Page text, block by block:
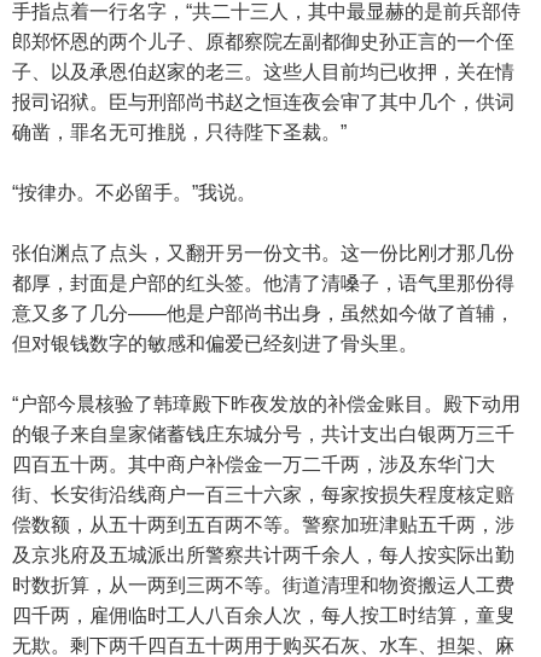
手指点着一行名字，“共二十三人，其中最显赫的是前兵部侍
郎郑怀恩的两个儿子、原都察院左副都御史孙正言的一个侄
子、以及承恩伯赵家的老三。这些人目前均已收押，关在情
报司诏狱。臣与刑部尚书赵之恒连夜会审了其中几个，供词
确凿，罪名无可推脱，只待陛下圣裁。”
“按律办。不必留手。”我说。
张伯渊点了点头，又翻开另一份文书。这一份比刚才那几份
都厚，封面是户部的红头签。他清了清嗓子，语气里那份得
意又多了几分——他是户部尚书出身，虽然如今做了首辅，
但对银钱数字的敏感和偏爱已经刻进了骨头里。
“户部今晨核验了韩璋殿下昨夜发放的补偿金账目。殿下动用
的银子来自皇家储蓄钱庄东城分号，共计支出白银两万三千
四百五十两。其中商户补偿金一万二千两，涉及东华门大
街、长安街沿线商户一百三十六家，每家按损失程度核定赔
偿数额，从五十两到五百两不等。警察加班津贴五千两，涉
及京兆府及五城派出所警察共计两千余人，每人按实际出勤
时数折算，从一两到三两不等。街道清理和物资搬运人工费
四千两，雇佣临时工人八百余人次，每人按工时结算，童叟
无欺。剩下两千四百五十两用于购买石灰、水车、担架、麻